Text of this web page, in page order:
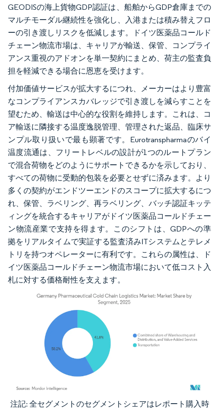
GEODISの海上貨物GDP認証は、船舶からGDP倉庫までの
マルチモーダル継続性を強化し、入港または積み替えフロ
ーの引き渡しリスクを低減します。ドイツ医薬品コールド
チェーン物流市場は、キャリアが輸送、保管、コンプライ
アンス重視のアドオンを単一契約にまとめ、荷主の監査負
担を軽減できる場合に恩恵を受けます。
付加価値サービスが拡大するにつれ、メーカーはより豊富
なコンプライアンスカバレッジで引き渡しを減らすことを
望むため、輸送は中心的な役割を維持します。これは、コ
ア輸送に隣接する温度逸脱管理、管理された返品、臨床サ
ンプル取り扱いで最も顕著です。Eurotranspharmaのバイ
温度流通は、フリートレベルの設計が1つのルートプラン
で混合荷物をどのようにサポートできるかを示しており、
すべての荷物に受動的包装を必要とせずに済みます。より
多くの契約がエンドツーエンドのスコープに拡大するにつ
れ、保管、ラベリング、再ラベリング、バッチ認証キッテ
ィングを統合するキャリアがドイツ医薬品コールドチェー
ン物流産業で支持を得ます。このシフトは、GDPへの準
拠をリアルタイムで実証する監査済みITシステムとテレメ
トリを持つオペレーターに有利です。これらの属性は、ド
イツ医薬品コールドチェーン物流市場において低コスト入
札に対する価格耐性を支えます。
画像 © Mordor Intelligence。再利用にはCC BY 4.0の表示が必要です。
注記: 全セグメントのセグメントシェアはレポート購入時